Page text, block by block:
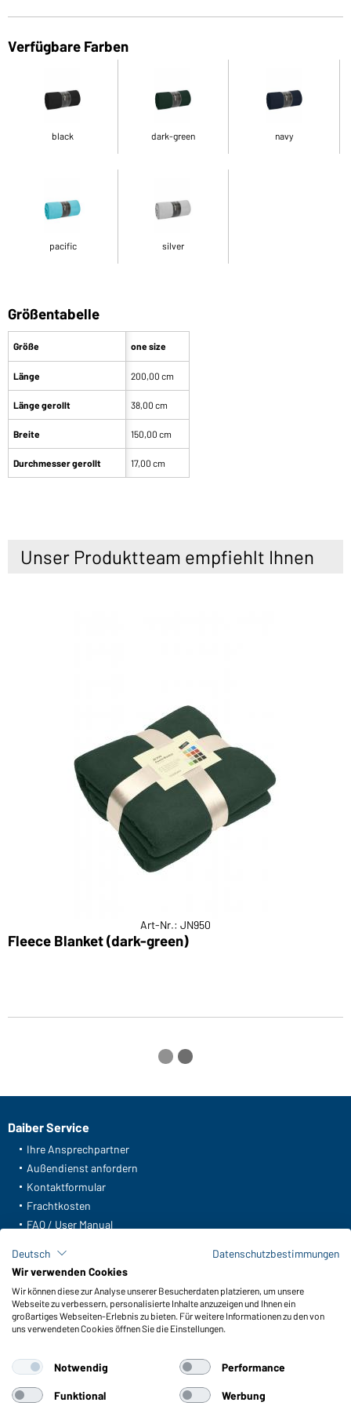
Verfügbare Farben
black dark-green navy
pacific silver
Größentabelle
Größe
Länge
Länge gerollt
Breite
Durchmesser gerollt
one size
200,00 cm
38,00 cm
150,00 cm
17,00 cm
Unser Produktteam empfiehlt Ihnen
Art-Nr.: JN950
Fleece Blanket (dark-green)
Daiber Service
Ihre Ansprechpartner
Außendienst anfordern
Kontaktformular
Frachtkosten
FAQ / User Manual
Meldeportal nach Hinweisgeberschutz
Funktionen & Pflege
Produkteigenschaften
Pflegehinweise
Farben
Deutsch
Datenschutzbestimmungen
Wir verwenden Cookies
Wir können diese zur Analyse unserer Besucherdaten platzieren, um unsere
Webseite zu verbessern, personalisierte Inhalte anzuzeigen und Ihnen ein
großartiges Webseiten-Erlebnis zu bieten. Für weitere Informationen zu den von
uns verwendeten Cookies öffnen Sie die Einstellungen.
Notwendig Performance
Funktional Werbung